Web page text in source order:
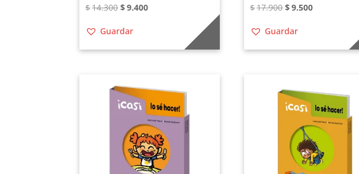
$14.300El
original
era:
$9.400El
es:
Guardar
$17.900El
original
era:
$9.500El
es:
Guardar